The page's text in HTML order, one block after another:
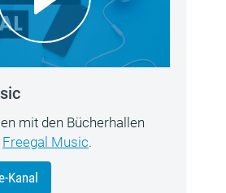
mit den Bücherhallen
Freegal Music.
Kanal